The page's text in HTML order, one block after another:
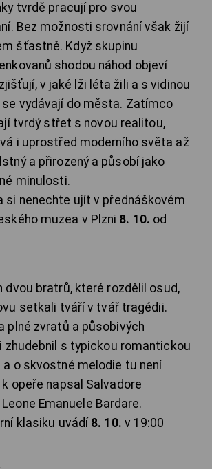
tvrdě pracují pro svou
Bez možnosti srovnání však žijí
šťastně. Když skupinu
shodou náhod objeví
v jaké lži léta žili a s vidinou
se vydávají do města. Zatímco
tvrdý střet s novou realitou,
i uprostřed moderního světa až
a přirozený a působí jako
minulosti.
si nenechte ujít v přednáškovém
muzea v Plzni 8. 10. od
dvou bratrů, které rozdělil osud,
setkali tváří v tvář tragédii.
plné zvratů a působivých
zhudebnil s typickou romantickou
o skvostné melodie tu není
opeře napsal Salvadore
Emanuele Bardare.
klasiku uvádí 8. 10. v 19:00